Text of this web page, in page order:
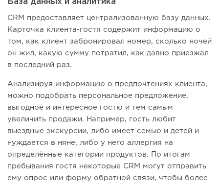
База данных и аналитика
CRM предоставляет централизованную базу данных.
Карточка клиента-гостя содержит информацию о
том, как клиент забронировал номер, сколько ночей
он жил, какую сумму потратил, как давно приезжал
в последний раз.
Анализируя информацию о предпочтениях клиента,
можно подобрать персональное предложение,
выгодное и интересное гостю и тем самым
увеличить продажи. Например, гость любит
выездные экскурсии, либо имеет семью и детей и
нуждается в няне, либо у него аллергия на
определённые категории продуктов. По итогам
пребывания гостя некоторые CRM могут отправить
ему опрос или форму обратной связи, чтобы более